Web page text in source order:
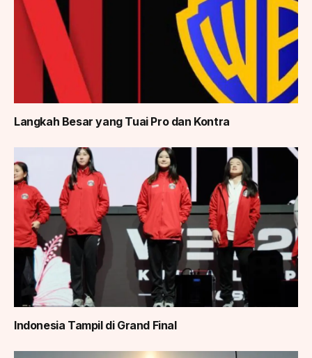
Langkah Besar yang Tuai Pro dan Kontra
Indonesia Tampil di Grand Final